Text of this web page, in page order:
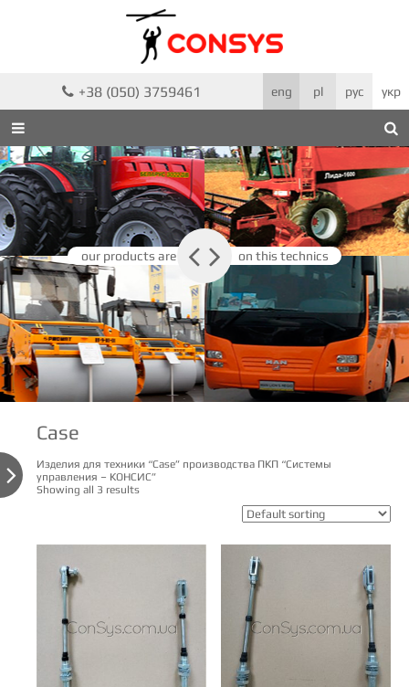
eng pl рус укр
 +38 (050) 3759461

our products are on this technics
 

Case
Изделия для техники “Case” производства ПКП “Системы
управления – КОНСИС”
Showing all 3 results